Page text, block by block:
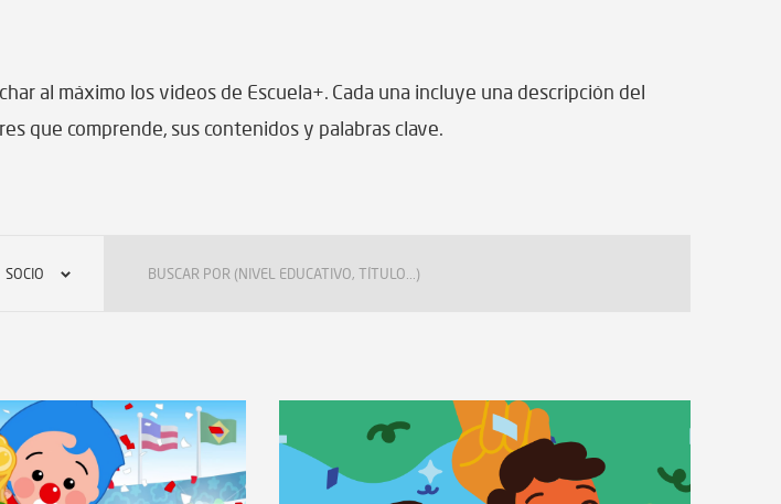
al máximo los videos de Escuela+. Cada una incluye una descripción del
que comprende, sus contenidos y palabras clave.
SOCIO